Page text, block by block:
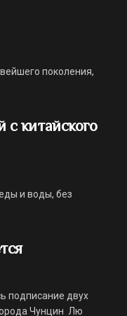
поколения,
с китайского
и воды, без
подписание двух
Чунцин Лю